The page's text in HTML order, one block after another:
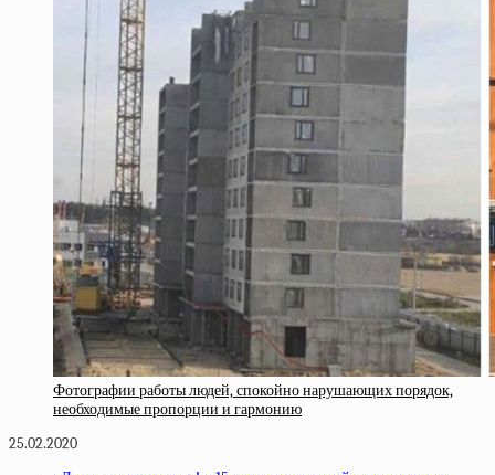
Фотографии работы людей, спокойно нарушающих порядок,
необходимые пропорции и гармонию
25.02.2020